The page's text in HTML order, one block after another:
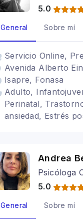
5.0
General Sobre mí
Servicio Online,
Avenida Alberto
Isapre, Fonasa
Adulto,
Perinatal,
ansiedad, Estrés
Andrea
Psicóloga
5.0
General Sobre mí